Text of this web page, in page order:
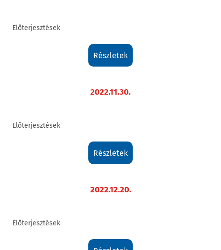
Előterjesztések
részletek
2022.11.30.
Előterjesztések
részletek
2022.12.20.
Előterjesztések